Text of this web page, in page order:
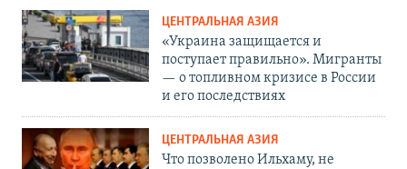
ЦЕНТРАЛЬНАЯ АЗИЯ
«Украина защищается и
поступает правильно». Мигранты
— о топливном кризисе в России
и его последствиях
ЦЕНТРАЛЬНАЯ АЗИЯ
Что позволено Ильхаму, не